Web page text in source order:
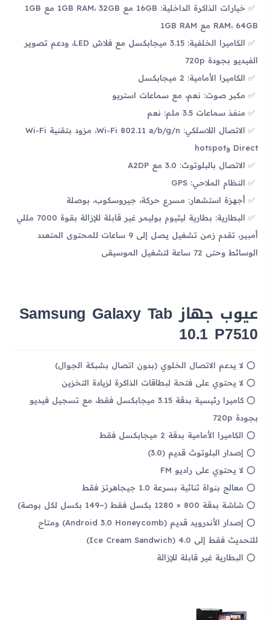
خيارات الذاكرة الداخلية: 16GB مع 1GB RAM، 32GB مع 1GB
RAM، 64GB مع 1GB RAM
الكاميرا الخلفية: 3.15 ميجابكسل مع فلاش LED، ودعم تصوير
الفيديو بجودة 720p
الكاميرا الأمامية: 2 ميجابكسل
مكبر صوت: نعم، مع سماعات استريو
منفذ سماعات 3.5 ملم: نعم
الاتصال اللاسلكي: Wi-Fi 802.11 a/b/g/n، مزود بتقنية Wi-Fi
Direct وhotspot
الاتصال بالبلوتوث: 3.0 مع A2DP
النظام الملاحي: GPS
أجهزة استشعار: مسرع حركة، جيروسكوب، بوصلة
البطارية: بطارية ليثيوم بوليمر غير قابلة للإزالة بقوة 7000 مللي
أمبير، تقدم زمن تشغيل يصل إلى 9 ساعات للمحتوى المتعدد
الوسائط وحتى 72 ساعة لتشغيل الموسيقى
عيوب جهاز Samsung Galaxy Tab
10.1 P7510
لا يدعم الاتصال الخلوي (بدون اتصال بشبكة الجوال)
لا يحتوي على فتحة لبطاقات الذاكرة لزيادة التخزين
كاميرا رئيسية بدقة 3.15 ميجابكسل فقط، مع تسجيل فيديو
بجودة 720p
الكاميرا الأمامية بدقة 2 ميجابكسل فقط
إصدار البلوتوث قديم (3.0)
لا يحتوي على راديو FM
معالج بنواة ثنائية بسرعة 1.0 جيجاهرتز فقط
شاشة بدقة 800 × 1280 بكسل فقط (~149 بكسل لكل بوصة)
إصدار الأندرويد قديم (Android 3.0 Honeycomb) ومتاح
للتحديث فقط إلى 4.0 (Ice Cream Sandwich)
البطارية غير قابلة للإزالة